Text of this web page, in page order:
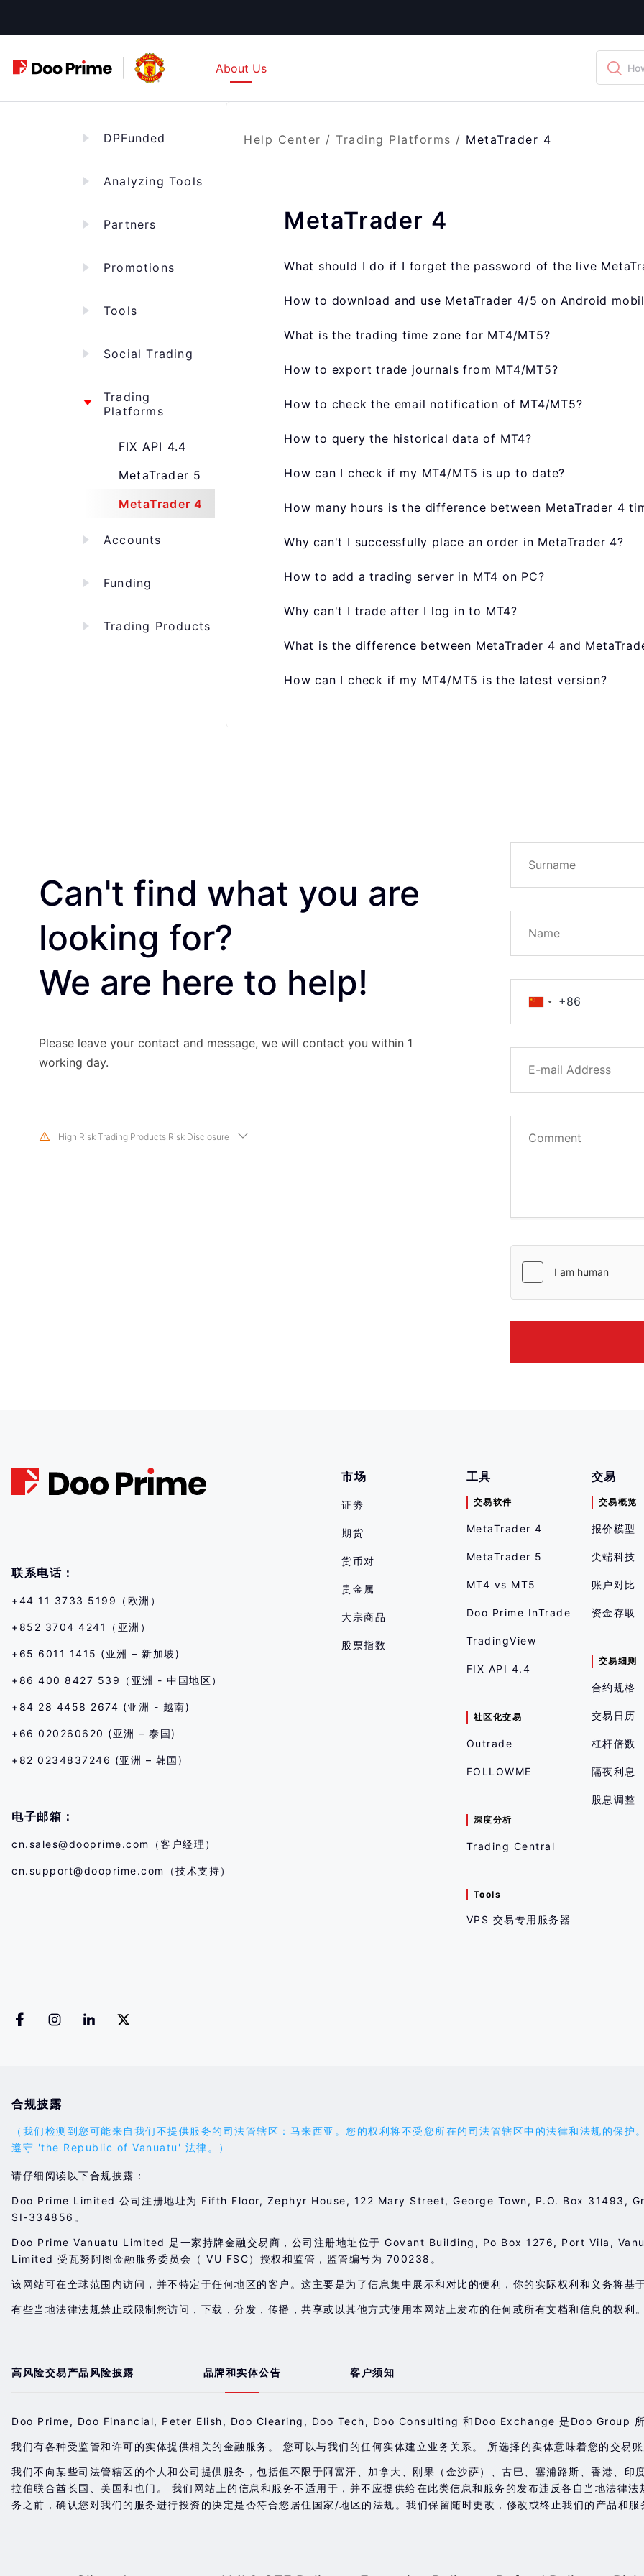
to
About Us
DPFunded
Analyzing Tools
Partners
Promotions
Tools
Social Trading
Trading
Platforms
FIX API 4.4
MetaTrader 5
MetaTrader 4
Accounts
Funding
Trading Products
Help Center / Trading Platforms / MetaTrader 4
MetaTrader 4
What should I do if I forget the password of the live
How to download and use MetaTrader 4/5 on Android
What is the trading time zone for MT4/MT5?
How to export trade journals from MT4/MT5?
How to check the email notification of MT4/MT5?
How to query the historical data of MT4?
How can I check if my MT4/MT5 is up to date?
How many hours is the difference between MetaTrader 4
Why can't I successfully place an order in MetaTrader 4?
How to add a trading server in MT4 on PC?
Why can't I trade after I log in to MT4?
What is the difference between MetaTrader 4 and
How can I check if my MT4/MT5 is the latest version?
Can't find what you are
looking for?
We are here to help!
Please leave your contact and message, we will contact you within 1
working day.
High Risk Trading Products Risk Disclosure
联系电话：
+44 11 3733 5199（欧洲）
+852 3704 4241（亚洲）
+65 6011 1415 (亚洲 – 新加坡)
+86 400 8427 539（亚洲 - 中国地区）
+84 28 4458 2674 (亚洲 - 越南)
+66 020260620 (亚洲 – 泰国)
+82 0234837246 (亚洲 – 韩国)
电子邮箱：
cn.sales@dooprime.com （客户经理）
cn.support@dooprime.com （技术支持）
市场
证劵
期货
货币对
贵金属
大宗商品
股票指数
工具
交易软件
MetaTrader 4
MetaTrader 5
MT4 vs MT5
Doo Prime InTrade
TradingView
FIX API 4.4
社区化交易
Outrade
FOLLOWME
深度分析
Trading Central
Tools
VPS 交易专用服务器
交易
交易概览
报价模型
尖端科技
账户对比
资金存取
交易细则
合约规格
交易日历
杠杆倍数
隔夜利息
股息调整
合规披露
（我们检测到您可能来自我们不提供服务的司法管辖区：马来西亚。您的权利将不受您所在的司法管辖区中的法律和法规的
遵守 'the Republic of Vanuatu' 法律。）
请仔细阅读以下合规披露：
Doo Prime Limited 公司注册地址为 Fifth Floor, Zephyr House, 122 Mary Street, George Town, P.O. Box 31493,
SI-334856。
Doo Prime Vanuatu Limited 是一家持牌金融交易商，公司注册地址位于 Govant Building, Po Box 1276, Port Vila,
Limited 受瓦努阿图金融服务委员会（ VU FSC）授权和监管，监管编号为 700238。
该网站可在全球范围内访问，并不特定于任何地区的客户。这主要是为了信息集中展示和对比的便利，你的实际权利和义务将基
有些当地法律法规禁止或限制您访问，下载，分发，传播，共享或以其他方式使用本网站上发布的任何或所有文档和信息的权利。
高风险交易产品风险披露 品牌和实体公告 客户须知
Doo Prime, Doo Financial, Peter Elish, Doo Clearing, Doo Tech, Doo Consulting 和Doo Exchange 是Doo Group 所拥
我们有各种受监管和许可的实体提供相关的金融服务。 您可以与我们的任何实体建立业务关系。 所选择的实体意味着您的交易
我们不向某些司法管辖区的个人和公司提供服务，包括但不限于阿富汗、加拿大、刚果（金沙萨）、古巴、塞浦路斯、香港、
拉伯联合酋长国、美国和也门。 我们网站上的信息和服务不适用于，并不应提供给在此类信息和服务的发布违反各自当地法律
务之前，确认您对我们的服务进行投资的决定是否符合您居住国家/地区的法规。我们保留随时更改，修改或终止我们的产品和服